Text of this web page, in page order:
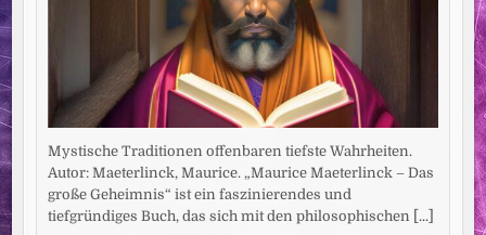
Mystische Traditionen offenbaren tiefste Wahrheiten.
Autor: Maeterlinck, Maurice. „Maurice Maeterlinck – Das
große Geheimnis“ ist ein faszinierendes und
tiefgründiges Buch, das sich mit den philosophischen [...]